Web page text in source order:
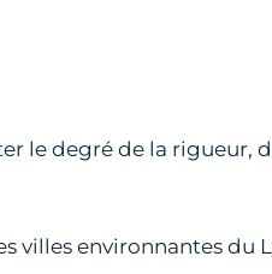
le degré de la rigueur,
villes environnantes du